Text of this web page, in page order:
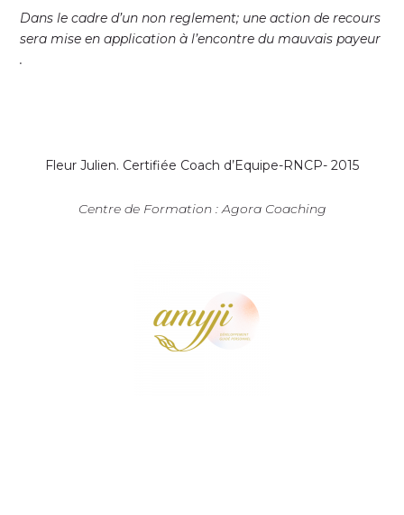
Dans le cadre d’un non reglement; une action de recours
sera mise en application à l’encontre du mauvais payeur
.
Fleur Julien. Certifiée Coach d’Equipe-RNCP- 2015
Centre de Formation : Agora Coaching